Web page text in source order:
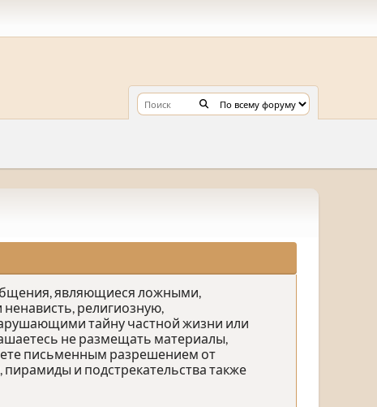
являющиеся ложными,
религиозную,
тайну частной жизни или
не размещать материалы,
письменным разрешением от
и подстрекательства также